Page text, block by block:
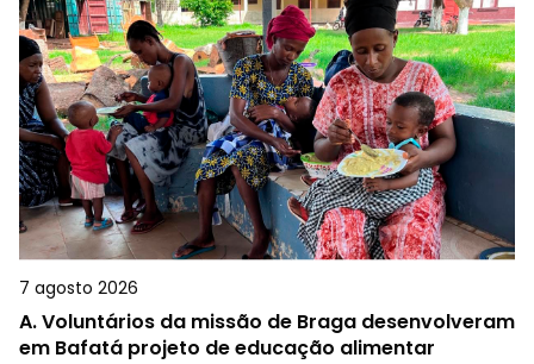
7 agosto 2026
A.Voluntários da missão de Braga desenvolveram
em Bafatá projeto de educação alimentar